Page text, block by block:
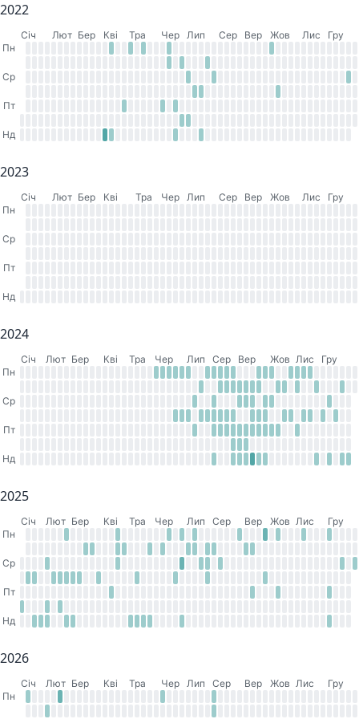
2022
Cіч Лют Бер Кві Тра Чер Лип Сер Вер Жов Лис
Гру
Пн
Ср
Пт
Нд
2023
Cіч Лют Бер Кві Тра Чер Лип Сер Вер Жов Лис
Гру
Пн
Ср
Пт
Нд
2024
Cіч Лют Бер Кві Тра Чер Лип Сер Вер Жов Лис
Гру
Пн
Ср
Пт
Нд
2025
Cіч Лют Бер Кві Тра Чер Лип Сер Вер Жов Лис
Гру
Пн
Ср
Пт
Нд
2026
Cіч Лют Бер Кві Тра Чер Лип Сер Вер Жов Лис
Гру
Пн